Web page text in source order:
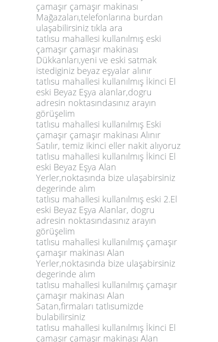
çamaşır çamaşır makinası
Mağazaları,telefonlarına burdan
ulaşabilirsiniz tıkla ara
tatlısu mahallesi kullanılmış eski
çamaşır çamaşır makinası
Dükkanları,yeni ve eski satmak
istediginiz beyaz eşyalar alınır
tatlısu mahallesi kullanılmış İkinci El
eski Beyaz Eşya alanlar,dogru
adresin noktasındasınız arayın
görüşelim
tatlısu mahallesi kullanılmış Eski
çamaşır çamaşır makinası Alınır
Satılır, temiz ikinci eller nakit alıyoruz
tatlısu mahallesi kullanılmış İkinci El
eski Beyaz Eşya Alan
Yerler,noktasında bize ulaşabirsiniz
degerinde alım
tatlısu mahallesi kullanılmış eski 2.El
eski Beyaz Eşya Alanlar, dogru
adresin noktasındasınız arayın
görüşelim
tatlısu mahallesi kullanılmış çamaşır
çamaşır makinası Alan
Yerler,noktasında bize ulaşabirsiniz
degerinde alım
tatlısu mahallesi kullanılmış çamaşır
çamaşır makinası Alan
Satan,firmaları tatlısumizde
bulabilirsiniz
tatlısu mahallesi kullanılmış İkinci El
çamaşır çamaşır makinası Alan